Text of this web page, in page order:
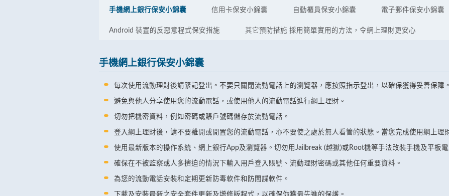
手機網上銀行保安小錦囊 信用卡保安小錦囊 自動櫃員保安小錦囊 電子郵件保安小錦囊
Android 裝置的反惡意程式保安措施 其它預防措施 採用簡單實用的方法，令網上理財更安心
手機網上銀行保安小錦囊
每次使用流動理財後請緊記登出。不要只關閉流動電話上的瀏覽器，應按照指示登出，以確保獲得妥善保障。
避免與他人分享使用您的流動電話，或使用他人的流動電話進行網上理財。
切勿把機密資料，例如密碼或賬戶號碼儲存於流動電話。
登入網上理財後，請不要離開或閒置您的流動電話，亦不要使之處於無人看管的狀態。當您完成使用網上理
使用最新版本的操作系統、網上銀行App及瀏覽器。切勿用Jailbreak (越獄)或Root機等手法改裝手機及平板電
確保在不被監察或人多擠迫的情況下輸入用戶登入賬號、流動理財密碼或其他任何重要資料。
為您的流動電話安裝和定期更新防毒軟件和防間諜軟件。
下載及安裝最新之安全套件更新及增修版程式，以確保你獲最先進的保護。